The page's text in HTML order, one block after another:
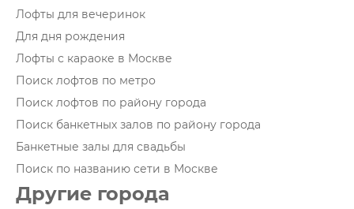
Лофты для вечеринок
Для дня рождения
Лофты с караоке в Москве
Поиск лофтов по метро
Поиск лофтов по району города
Поиск банкетных залов по району города
Банкетные залы для свадьбы
Поиск по названию сети в Москве
Другие города